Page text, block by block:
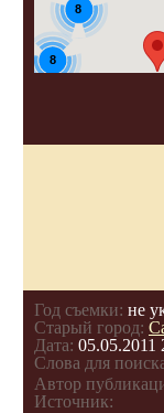
8
8
Год съемки: не
Старый город:
Дата: 05.05.2011
Слова для
Автор
Источник: